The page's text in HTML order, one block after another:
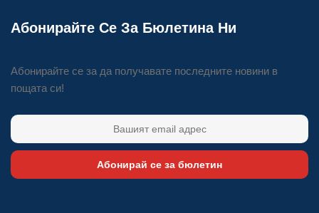
Абонирайте Се За Бюлетина Ни
Абонирайте се за да получавате последните новини в
пощата си!
Абонирай се за бюлетин